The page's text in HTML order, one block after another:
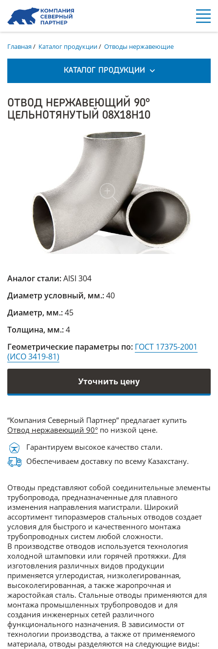
Главная/ Каталог продукции/ Отводы нержавеющие
КАТАЛОГ ПРОДУКЦИИ
ОТВОД НЕРЖАВЕЮЩИЙ 90°
ЦЕЛЬНОТЯНУТЫЙ 08Х18Н10
Аналог стали:AISI 304
Диаметр условный, мм.:40
Диаметр, мм.:45
Толщина, мм.:4
Геометрические параметры по: ГОСТ 17375-2001
(ИСО 3419-81)
Уточнить цену
“Компания Северный Партнер” предлагает купить
Отвод нержавеющий 90° по низкой цене.
Гарантируем высокое качество стали.
Обеспечиваем доставку по всему Казахстану.
Отводы представляют собой соединительные элементы
трубопровода, предназначенные для плавного
изменения направления магистрали. Широкий
ассортимент типоразмеров стальных отводов создает
условия для быстрого и качественного монтажа
трубопроводных систем любой сложности.
В производстве отводов используется технология
холодной штамповки или горячей протяжки. Для
изготовления различных видов продукции
применяется углеродистая, низколегированная,
высоколегированная, а также жаропрочная и
жаростойкая сталь. Стальные отводы применяются для
монтажа промышленных трубопроводов и для
создания инженерных сетей различного
функционального назначения. В зависимости от
технологии производства, а также от применяемого
материала, отводы разделяются на следующие виды: